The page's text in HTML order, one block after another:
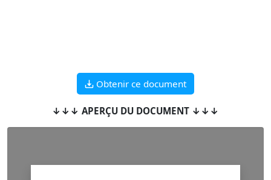
Obtenir ce document
↓↓↓ APERÇU DU DOCUMENT ↓↓↓